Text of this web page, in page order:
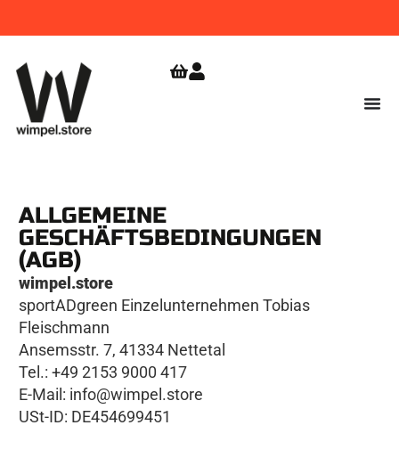
SHOPERÖFFNUNG
ALLGEMEINE
GESCHÄFTSBEDINGUNGEN
(AGB)
wimpel.store
sportADgreen Einzelunternehmen Tobias
Fleischmann
Ansemsstr. 7, 41334 Nettetal
Tel.: +49 2153 9000 417
E-Mail: info@wimpel.store
USt-ID: DE454699451